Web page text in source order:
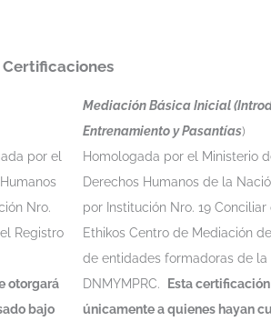
Certificaciones
por el
Nro.
Registro
otorgará
bajo
Mediación Básica Inicial
Entrenamiento y Pasantías)
Homologada por el Ministerio
Derechos Humanos de la
por Institución Nro. 19 Conciliar
Ethikos Centro de Mediación
de entidades formadoras de la
DNMYMPRC.
Esta
únicamente a quienes hayan